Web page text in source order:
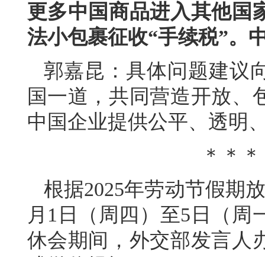
更多中国商品进入其他国
法小包裹征收“手续税”。
郭嘉昆：具体问题建议
国一道，共同营造开放、
中国企业提供公平、透明
＊＊
根据2025年劳动节假期
月1日（周四）至5日（周
休会期间，外交部发言人